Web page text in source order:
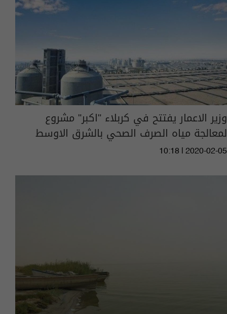
وزير الاعمار يفتتح في كربلاء "اكبر" مشروع
لمعالجة مياه الصرف الصحي بالشرق الاوسط
10:18 | 2020-02-05